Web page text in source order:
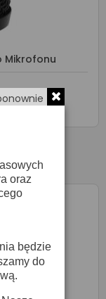
Mikrofonu
oraz
będzie
do